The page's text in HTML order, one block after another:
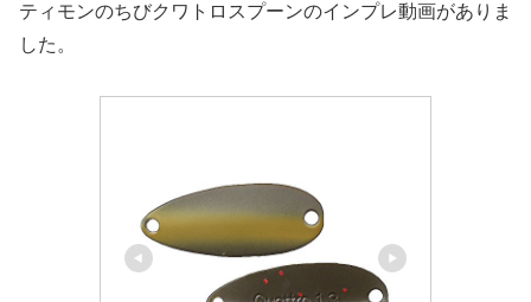
ティモンのちびクワトロスプーンのインプレ動画がありま
した。